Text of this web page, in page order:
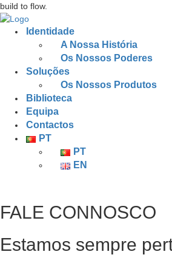
build to flow.
Identidade
A Nossa História
Os Nossos Poderes
Soluções
Os Nossos Produtos
Biblioteca
Equipa
Contactos
PT
PT
EN
FALE CONNOSCO
Estamos sempre